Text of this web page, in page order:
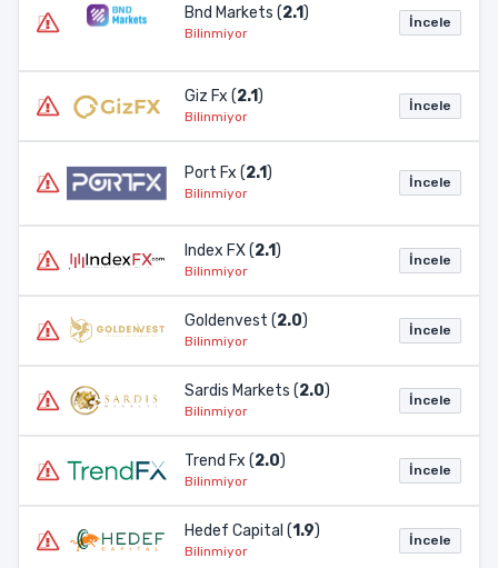
Bnd Markets (2.1)
Bilinmiyor
İncele
Giz Fx (2.1)
Bilinmiyor
İncele
Port Fx (2.1)
Bilinmiyor
İncele
Index FX (2.1)
Bilinmiyor
İncele
Goldenvest (2.0)
Bilinmiyor
İncele
Sardis Markets (2.0)
Bilinmiyor
İncele
Trend Fx (2.0)
Bilinmiyor
İncele
Hedef Capital (1.9)
Bilinmiyor
İncele